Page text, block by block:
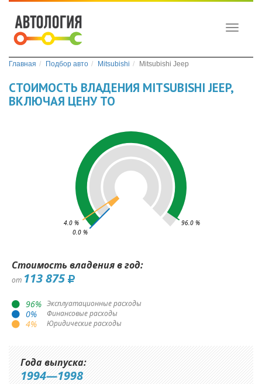
Toggle
Главная Подбор авто Mitsubishi Mitsubishi Jeep
СТОИМОСТЬ ВЛАДЕНИЯ MITSUBISHI JEEP,
ВКЛЮЧАЯ ЦЕНУ ТО
96.0 %
0.0 %
4.0 %
Стоимость владения в год:
от 113 875
96% Эксплуатационные расходы
0% Финансовые расходы
4% Юридические расходы
Года выпуска:
1994—1998